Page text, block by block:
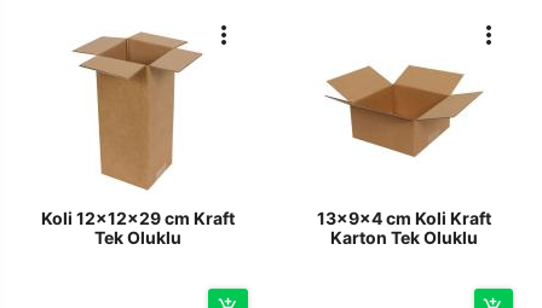
Koli 12x12x29 cm Kraft
Tek Oluklu
13x9x4 cm Koli Kraft
Karton Tek Oluklu